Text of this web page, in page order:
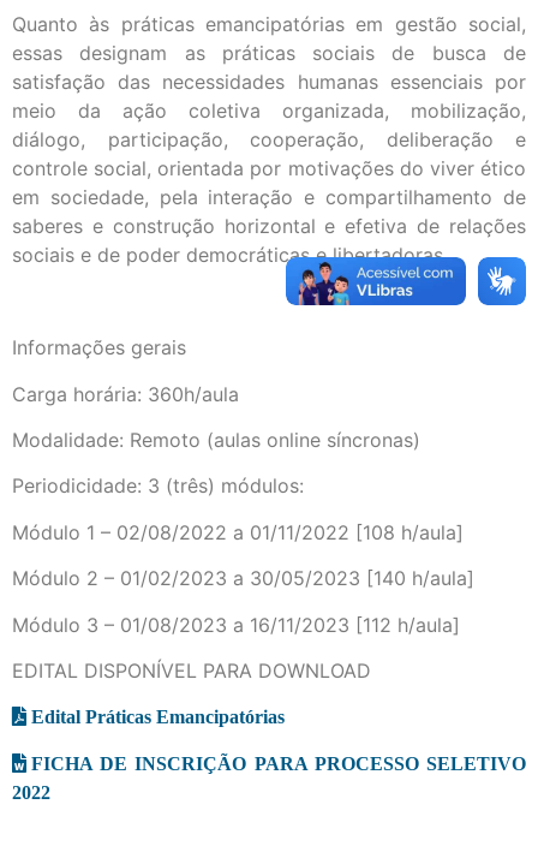
Quanto às práticas emancipatórias em gestão social,
essas designam as práticas sociais de busca de
satisfação das necessidades humanas essenciais por
meio da ação coletiva organizada, mobilização,
diálogo, participação, cooperação, deliberação e
controle social, orientada por motivações do viver ético
em sociedade, pela interação e compartilhamento de
saberes e construção horizontal e efetiva de relações
sociais e de poder democráticas e libertadoras.
Informações gerais
Carga horária: 360h/aula
Modalidade: Remoto (aulas online síncronas)
Periodicidade: 3 (três) módulos:
Módulo 1 – 02/08/2022 a 01/11/2022 [108 h/aula]
Módulo 2 – 01/02/2023 a 30/05/2023 [140 h/aula]
Módulo 3 – 01/08/2023 a 16/11/2023 [112 h/aula]
EDITAL DISPONÍVEL PARA DOWNLOAD
Edital Práticas Emancipatórias
FICHA DE INSCRIÇÃO PARA PROCESSO SELETIVO
2022